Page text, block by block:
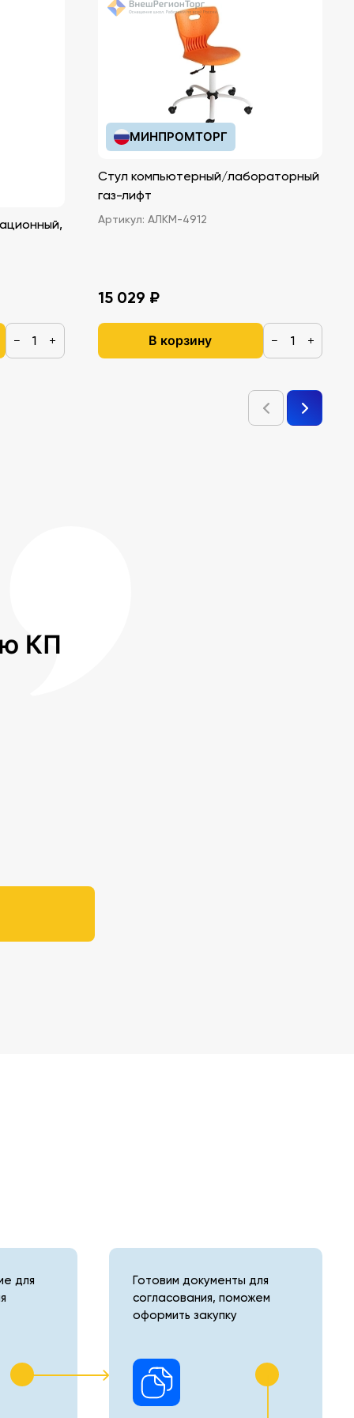
− +
МИНПРОМТОРГ
Стул компьютерный/лабораторный
газ-лифт
Артикул: АЛКМ-4912
15 029 ₽
В корзину − +
КП
для
Готовим документы для
согласования, поможем
оформить закупку